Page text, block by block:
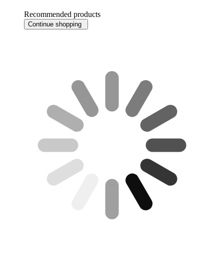
Recommended products
Continue shopping